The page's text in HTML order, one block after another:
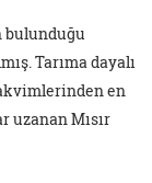
bulunduğu
Tarıma dayalı
en
uzanan Mısır